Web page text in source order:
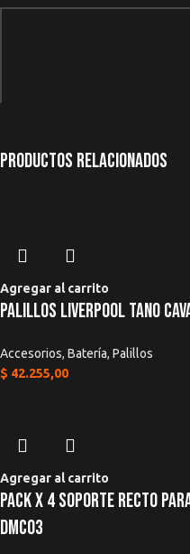
Correo electrónico
Productos relacionados
Agregar al carrito
Palillos Liverpool Tano
Accesorios, Batería, Palillos
$ 42.255,00
Agregar al carrito
Pack x 4 Soporte Recto
DMC03